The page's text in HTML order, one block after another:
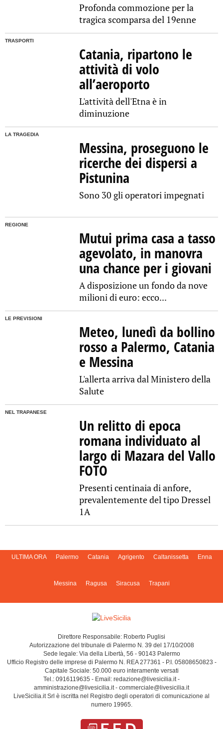
Profonda commozione per la
tragica scomparsa del 19enne
TRASPORTI
Catania, ripartono le
attività di volo
all’aeroporto
L'attività dell'Etna è in
diminuzione
LA TRAGEDIA
Messina, proseguono le
ricerche dei dispersi a
Pistunina
Sono 30 gli operatori impegnati
REGIONE
Mutui prima casa a tasso
agevolato, in manovra
una chance per i giovani
A disposizione un fondo da nove
milioni di euro: ecco...
LE PREVISIONI
Meteo, lunedì da bollino
rosso a Palermo, Catania
e Messina
L'allerta arriva dal Ministero della
Salute
NEL TRAPANESE
Un relitto di epoca
romana individuato al
largo di Mazara del Vallo
FOTO
Presenti centinaia di anfore,
prevalentemente del tipo Dressel
1A
ULTIMA ORA Palermo Catania Agrigento Caltanissetta Enna
Messina Ragusa Siracusa Trapani
Direttore Responsabile: Roberto Puglisi
Autorizzazione del tribunale di Palermo N. 39 del 17/10/2008
Sede legale: Via della Libertà, 56 - 90143 Palermo
Ufficio Registro delle imprese di Palermo N. REA 277361 - P.I. 05808650823 -
Capitale Sociale: 50.000 euro interamente versati
Tel.: 0916119635 - Email: redazione@livesicilia.it -
amministrazione@livesicilia.it - commerciale@livesicilia.it
LiveSicilia.it Srl è iscritta nel Registro degli operatori di comunicazione al
numero 19965.